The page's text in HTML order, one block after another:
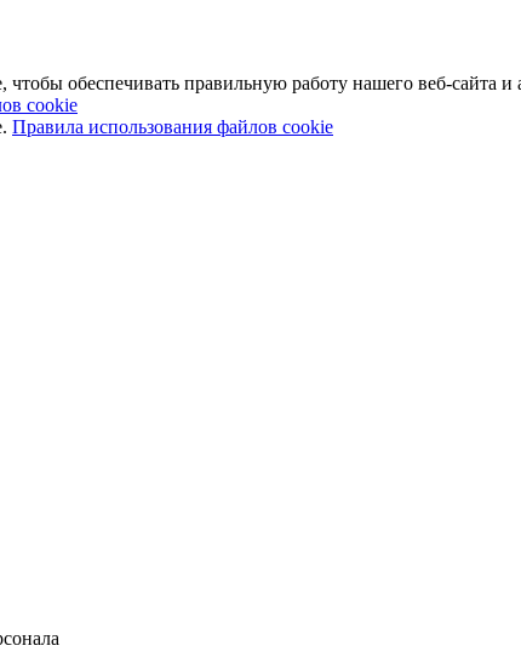
обеспечивать правильную работу нашего веб-сайта и
cookie
Правила использования файлов cookie